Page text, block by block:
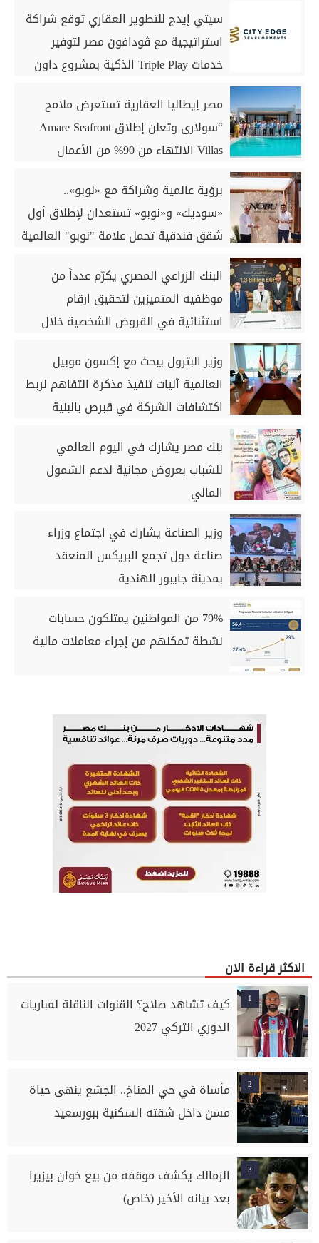
سيتي إيدج للتطوير العقاري توقع شراكة
استراتيجية مع ڤودافون مصر لتوفير
خدمات Triple Play الذكية بمشروع داون
مصر إيطاليا العقارية تستعرض ملامح
“سولارى وتعلن إطلاق Amare Seafront
Villas الانتهاء من 90% من الأعمال
برؤية عالمية وشراكة مع «نوبو»..
«سوديك» و«نوبو» تستعدان لإطلاق أول
شقق فندقية تحمل علامة "نوبو" العالمية
أيام
البنك الزراعي المصري يكرّم عدداً من
موظفيه المتميزين لتحقيق ارقام
استثنائية في القروض الشخصية خلال
وزير البترول يبحث مع إكسون موبيل
العالمية آليات تنفيذ مذكرة التفاهم لربط
اكتشافات الشركة في قبرص بالبنية
بنك مصر يشارك في اليوم العالمي
للشباب بعروض مجانية لدعم الشمول
المالي
وزير الصناعة يشارك في اجتماع وزراء
صناعة دول تجمع البريكس المنعقد
بمدينة جايبور الهندية
79% من المواطنين يمتلكون حسابات
نشطة تمكنهم من إجراء معاملات مالية
الاكثر قراءة الان
1
كيف تشاهد صلاح؟ القنوات الناقلة لمباريات
الدوري التركي 2027
2
مأساة في حي المناخ.. الجشع ينهى حياة
مسن داخل شقته السكنية ببورسعيد
3
الزمالك يكشف موقفه من بيع خوان بيزيرا
بعد بيانه الأخير (خاص)